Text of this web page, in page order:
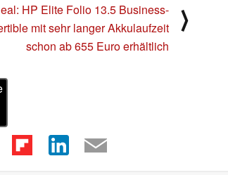
HP Elite Folio 13.5 Business-
mit sehr langer Akkulaufzeit
schon ab 655 Euro erhältlich
⟩